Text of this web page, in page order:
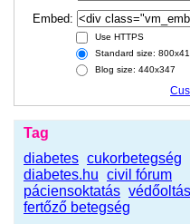
Embed:
Use HTTPS
Standard size:
Blog size: 440x347
Tag
diabetes cukorbetegség
diabetes.hu civil fórum
páciensoktatás védőoltás
fertőző betegség